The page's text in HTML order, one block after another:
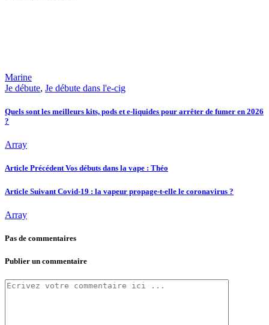
Marine
Je débute, Je débute dans l'e-cig
Quels sont les meilleurs kits, pods et e-liquides pour arrêter de fumer en 2026
?
Array
Article PrécédentVos débuts dans la vape : Théo
Article Suivant Covid-19 : la vapeur propage-t-elle le coronavirus ?
Array
Pas de commentaires
Publier un commentaire